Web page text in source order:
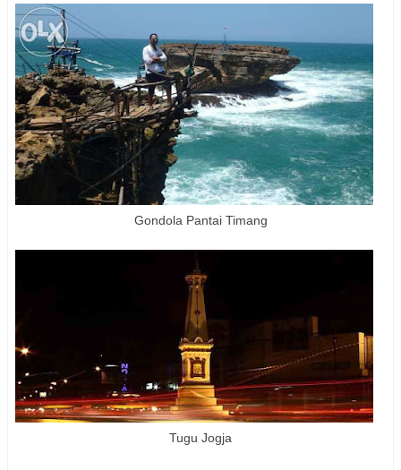
Gondola Pantai Timang
Tugu Jogja